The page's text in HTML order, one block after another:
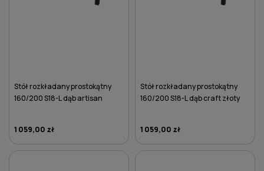
Stół rozkładany prostokątny
160/200 S18-L dąb artisan
1 059,00 zł
Stół rozkładany prostokątny
160/200 S18-L dąb craft złoty
1 059,00 zł